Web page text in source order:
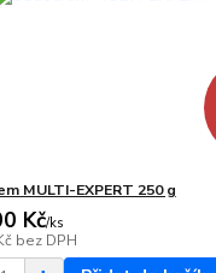
MULTI-EXPERT 250 g
Kč/ks
bez DPH